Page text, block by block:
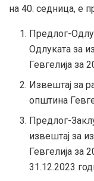
на 40. седница, е
Предлог-
Одлуката за
Гевгелија за
Извештај за
општина
Предлог-
извештај за
Гевгелија за
31.12.2023